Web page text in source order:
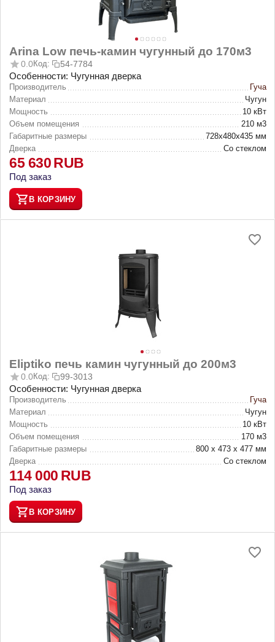
Arina Low печь-камин чугунный до 170м3
0.0 Код: 54-7784
Особенности: Чугунная дверка
Производитель
Гуча
Материал
Чугун
Мощность
10 кВт
Объем помещения
210 м3
Габаритные размеры
728х480х435 мм
Дверка
Со стеклом
65 630RUB
Под заказ
В КОРЗИНУ
Eliptiko печь камин чугунный до 200м3
0.0 Код: 99-3013
Особенности: Чугунная дверка
Производитель
Гуча
Материал
Чугун
Мощность
10 кВт
Объем помещения
170 м3
Габаритные размеры
800 х 473 х 477 мм
Дверка
Со стеклом
114 000 RUB
Под заказ
В КОРЗИНУ